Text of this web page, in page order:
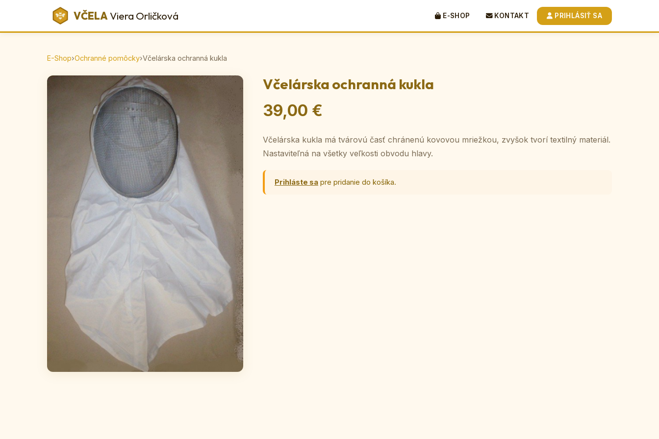
VČELAViera Orličková E-SHOP KONTAKT PRIHLÁSIŤ SA
E-Shop›Ochranné pomôcky›Včelárska ochranná kukla
Včelárska ochranná kukla
39,00 €
Včelárska kukla má tvárovú časť chránenú kovovou mriežkou, zvyšok tvorí textilný materiál.
Nastaviteľná na všetky veľkosti obvodu hlavy.
Prihláste sa pre pridanie do košíka.